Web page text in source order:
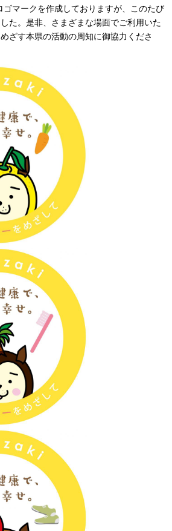
ゴマークを作成しておりますが、このたび
た。是非、さまざまな場面でご利用いた
ざす本県の活動の周知に御協力くださ